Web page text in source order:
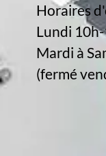
Horaires
Lundi
Mardi à
(fermé